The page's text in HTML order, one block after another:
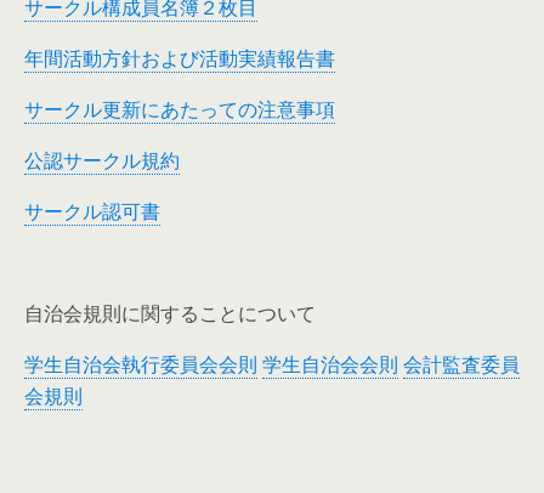
サークル構成員名簿２枚目
年間活動方針および活動実績報告書
サークル更新にあたっての注意事項
公認サークル規約
サークル認可書
自治会規則に関することについて
学生自治会執行委員会会則 学生自治会会則 会計監査委員
会規則